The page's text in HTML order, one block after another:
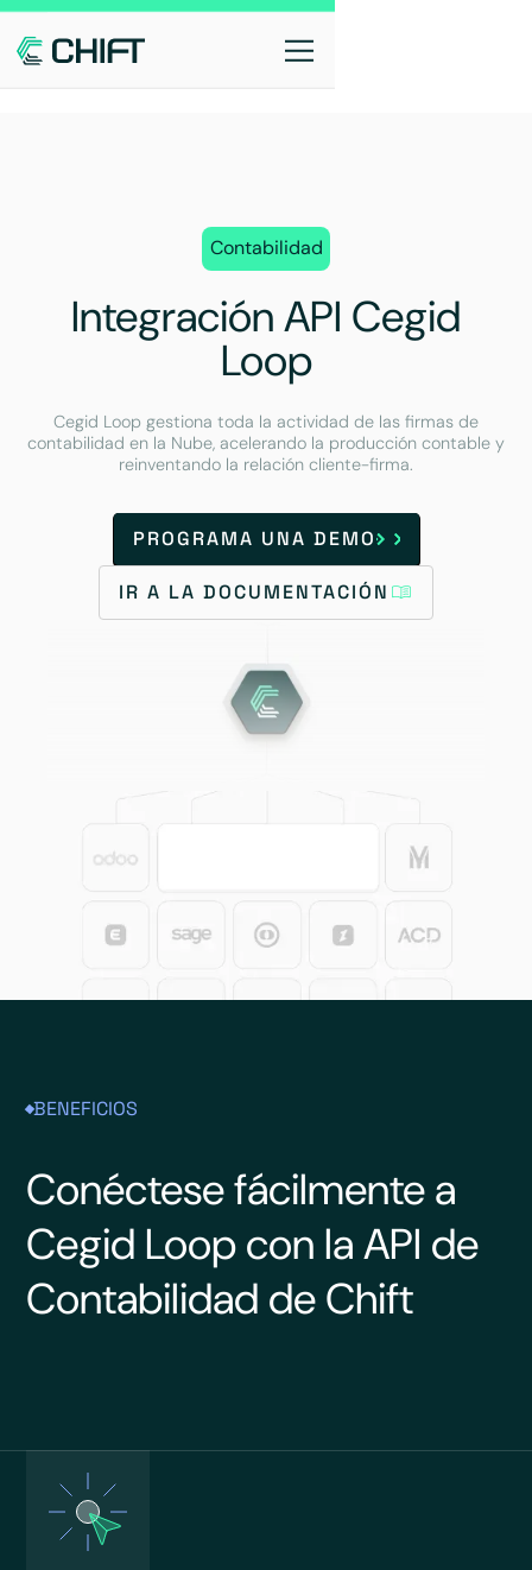
Contabilidad
Integración API Cegid
Loop
Cegid Loop gestiona toda la actividad de las firmas de
contabilidad en la Nube, acelerando la producción contable y
reinventando la relación cliente-firma.
PROGRAMA UNA DEMO
IR A LA DOCUMENTACIÓN
BENEFICIOS
Conéctese fácilmente a
Cegid Loop con la API de
Contabilidad de Chift